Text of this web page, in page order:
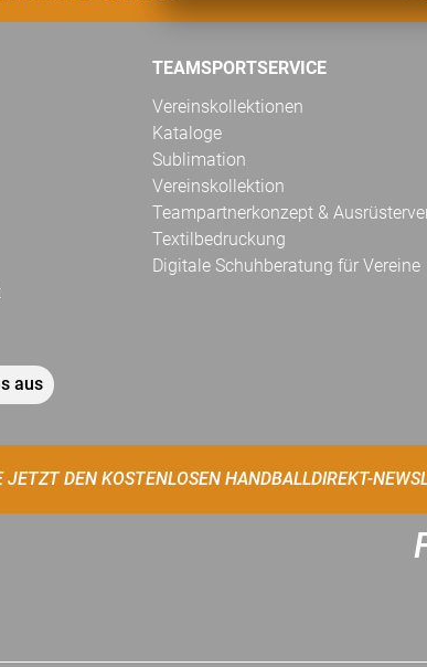
aus
TEAMSPORTSERVICE
Vereinskollektionen
Kataloge
Sublimation
Vereinskollektion
Teampartnerkonzept &
Textilbedruckung
Digitale Schuhberatung für Vereine
JETZT DEN KOSTENLOSEN HANDBALLDIREKT-